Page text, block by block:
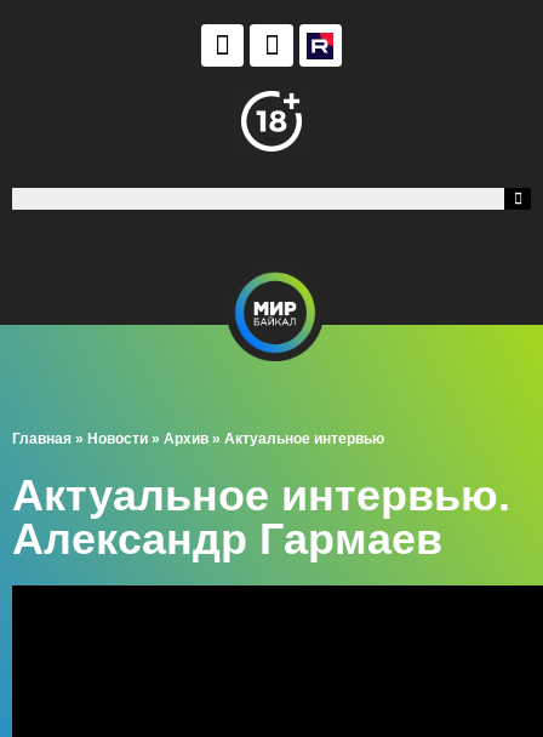
Главная » Новости » Архив » Актуальное интервью
Актуальное интервью.
Александр Гармаев